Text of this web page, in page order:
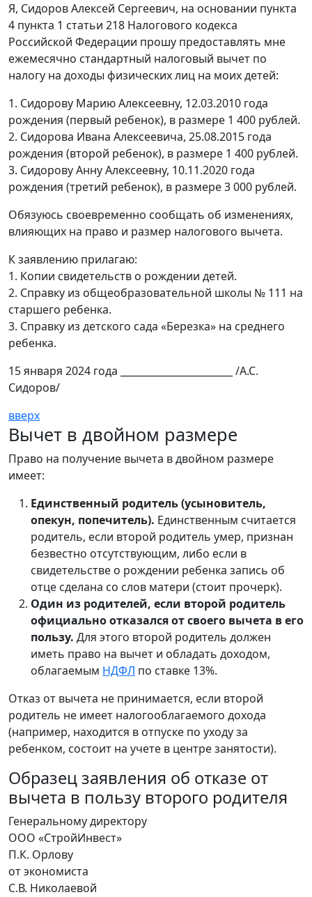
Я, Сидоров Алексей Сергеевич, на основании пункта
4 пункта 1 статьи 218 Налогового кодекса
Российской Федерации прошу предоставлять мне
ежемесячно стандартный налоговый вычет по
налогу на доходы физических лиц на моих детей:
1. Сидорову Марию Алексеевну, 12.03.2010 года
рождения (первый ребенок), в размере 1 400 рублей.
2. Сидорова Ивана Алексеевича, 25.08.2015 года
рождения (второй ребенок), в размере 1 400 рублей.
3. Сидорову Анну Алексеевну, 10.11.2020 года
рождения (третий ребенок), в размере 3 000 рублей.
Обязуюсь своевременно сообщать об изменениях,
влияющих на право и размер налогового вычета.
К заявлению прилагаю:
1. Копии свидетельств о рождении детей.
2. Справку из общеобразовательной школы № 111 на
старшего ребенка.
3. Справку из детского сада «Березка» на среднего
ребенка.
15 января 2024 года _______________________ /А.С.
Сидоров/
вверх
Вычет в двойном размере
Право на получение вычета в двойном размере
имеет:
Единственный родитель (усыновитель,
опекун, попечитель). Единственным считается
родитель, если второй родитель умер, признан
безвестно отсутствующим, либо если в
свидетельстве о рождении ребенка запись об
отце сделана со слов матери (стоит прочерк).
Один из родителей, если второй родитель
официально отказался от своего вычета в его
пользу. Для этого второй родитель должен
иметь право на вычет и обладать доходом,
облагаемым НДФЛ по ставке 13%.
Отказ от вычета не принимается, если второй
родитель не имеет налогооблагаемого дохода
(например, находится в отпуске по уходу за
ребенком, состоит на учете в центре занятости).
Образец заявления об отказе от
вычета в пользу второго родителя
Генеральному директору
ООО «СтройИнвест»
П.К. Орлову
от экономиста
С.В. Николаевой